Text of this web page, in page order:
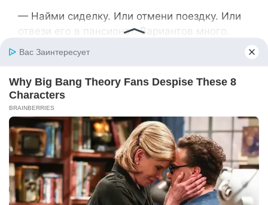
— Найми сиделку. Или отмени поездку. Или
отвези его в пансионат. Вариантов много.
— Турция тоже стоит денег, — парировала
Вера. — Но на отдых ты деньги нашёл.
Игорь молчал, сжимая кулаки. Потом резко
развернулся и вышел, хлопнув дверью.
Вечером позвонила свекровь Игоря —
сестра Татьяна из Америки. Игорь, видимо,